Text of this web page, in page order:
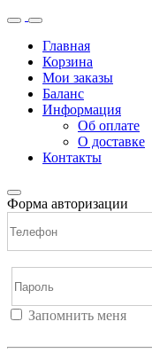
Главная
Корзина
Мои заказы
Баланс
Информация
Об оплате
О доставке
Контакты
Форма авторизации
Запомнить меня